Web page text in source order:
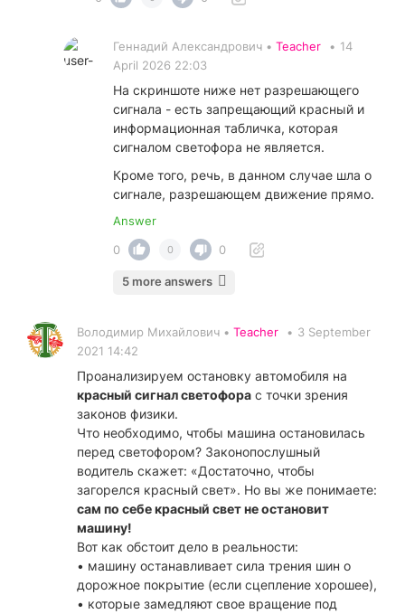
Геннадий Александрович • Teacher • 14
April 2026 22:03
На скриншоте ниже нет разрешающего
сигнала - есть запрещающий красный и
информационная табличка, которая
сигналом светофора не является.
Кроме того, речь, в данном случае шла о
сигнале, разрешающем движение прямо.
Answer
0
0 0
5 more answers
Володимир Михайлович • Teacher • 3 September
2021 14:42
Проанализируем остановку автомобиля на
красный сигнал светофора с точки зрения
законов физики.
Что необходимо, чтобы машина остановилась
перед светофором? Законопослушный
водитель скажет: «Достаточно, чтобы
загорелся красный свет». Но вы же понимаете:
сам по себе красный свет не остановит
машину!
Вот как обстоит дело в реальности:
• машину останавливает сила трения шин о
дорожное покрытие (если сцепление хорошее),
• которые замедляют свое вращение под